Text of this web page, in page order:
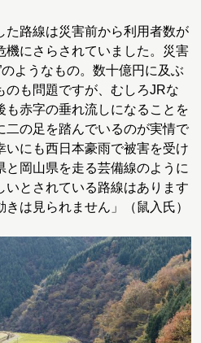
た路線は災害前から利用者数が
機にさらされていました。災害
のようなもの。数十億円に及ぶ
のも問題ですが、むしろJRな
も赤字の垂れ流しになることを
二の足を踏んでいるのが実情で
いにも西日本豪雨で被害を受け
と岡山県を走る芸備線のように
いとされている路線はあります
きは見られません」（鼠入氏）